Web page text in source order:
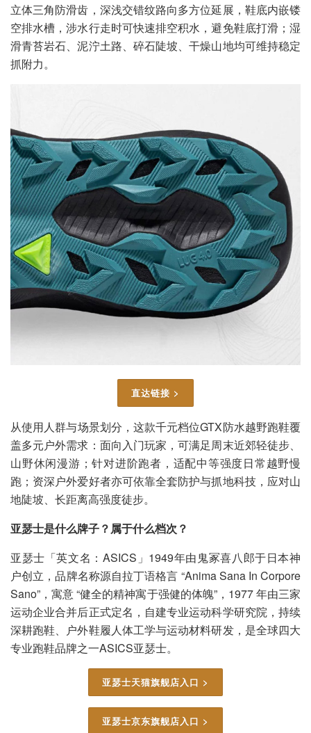
立体三角防滑齿，深浅交错纹路向多方位延展，鞋底内嵌镂
空排水槽，涉水行走时可快速排空积水，避免鞋底打滑；湿
滑青苔岩石、泥泞土路、碎石陡坡、干燥山地均可维持稳定
抓附力。
直达链接 >
从使用人群与场景划分，这款千元档位GTX防水越野跑鞋覆
盖多元户外需求：面向入门玩家，可满足周末近郊轻徒步、
山野休闲漫游；针对进阶跑者，适配中等强度日常越野慢
跑；资深户外爱好者亦可依靠全套防护与抓地科技，应对山
地陡坡、长距离高强度徒步。
亚瑟士是什么牌子？属于什么档次？
亚瑟士「英文名：ASICS」1949年由鬼冢喜八郎于日本神
户创立，品牌名称源自拉丁语格言 “Anima Sana In Corpore
Sano”，寓意 “健全的精神寓于强健的体魄”，1977 年由三家
运动企业合并后正式定名，自建专业运动科学研究院，持续
深耕跑鞋、户外鞋履人体工学与运动材料研发，是全球四大
专业跑鞋品牌之一ASICS亚瑟士。
亚瑟士天猫旗舰店入口 >
亚瑟士京东旗舰店入口 >